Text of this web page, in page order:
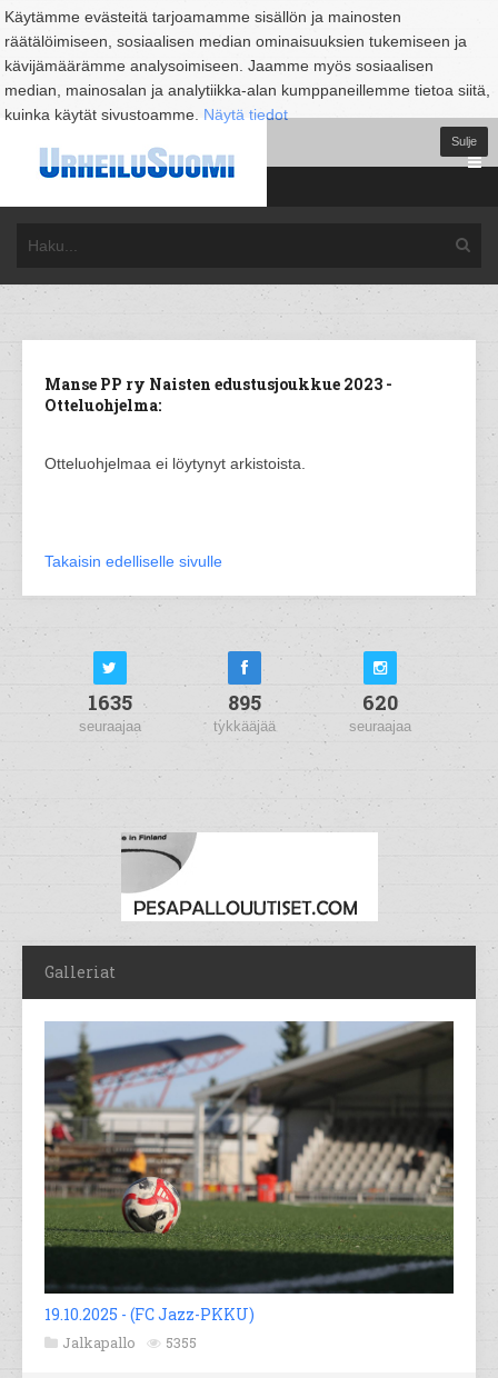
Käytämme evästeitä tarjoamamme sisällön ja mainosten
räätälöimiseen, sosiaalisen median ominaisuuksien tukemiseen ja
kävijämäärämme analysoimiseen. Jaamme myös sosiaalisen
median, mainosalan ja analytiikka-alan kumppaneillemme tietoa siitä,
kuinka käytät sivustoamme. Näytä tiedot
Sulje
Manse PP ry Naisten edustusjoukkue 2023 -
Otteluohjelma:
Otteluohjelmaa ei löytynyt arkistoista.
Takaisin edelliselle sivulle
1635
seuraajaa
895
tykkääjää
620
seuraajaa
Galleriat
19.10.2025 - (FC Jazz-PKKU)
Jalkapallo 5355